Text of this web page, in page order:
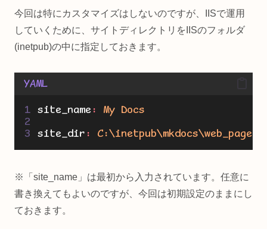
今回は特にカスタマイズはしないのですが、IISで運用
していくために、サイトディレクトリをIISのフォルダ
(inetpub)の中に指定しておきます。
YAML
site_name:
My Docs
site_dir : C:\inetpub\mkdocs\web_page
※「site_name」は最初から入力されています。任意に
書き換えてもよいのですが、今回は初期設定のままにし
ておきます。